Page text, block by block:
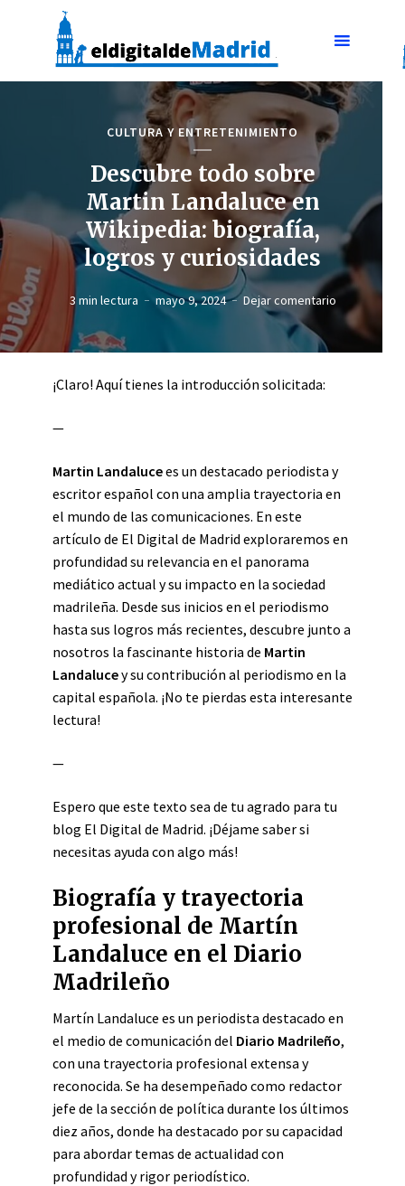
CULTURA Y ENTRETENIMIENTO
Descubre todo sobre
Martin Landaluce en
Wikipedia: biografía,
logros y curiosidades
3 min lectura mayo 9, 2024 Dejar comentario
¡Claro! Aquí tienes la introducción solicitada:
—
Martin Landalucees un destacado periodista y
escritor español con una amplia trayectoria en
el mundo de las comunicaciones. En este
artículo de El Digital de Madrid exploraremos en
profundidad su relevancia en el panorama
mediático actual y su impacto en la sociedad
madrileña. Desde sus inicios en el periodismo
hasta sus logros más recientes, descubre junto a
nosotros la fascinante historia de Martin
Landalucey su contribución al periodismo en la
capital española. ¡No te pierdas esta interesante
lectura!
—
Espero que este texto sea de tu agrado para tu
blog El Digital de Madrid. ¡Déjame saber si
necesitas ayuda con algo más!
Biografía y trayectoria
profesional de Martín
Landaluce en el Diario
Madrileño
Martín Landaluce es un periodista destacado en
el medio de comunicación del Diario Madrileño,
con una trayectoria profesional extensa y
reconocida. Se ha desempeñado como redactor
jefe de la sección de política durante los últimos
diez años, donde ha destacado por su capacidad
para abordar temas de actualidad con
profundidad y rigor periodístico.